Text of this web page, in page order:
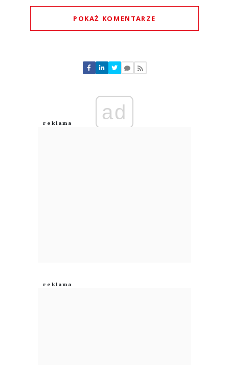
POKAŻ KOMENTARZE
Nie znaleziono komentarzy
Zostaw swoje komentarze
Anuluj
ad